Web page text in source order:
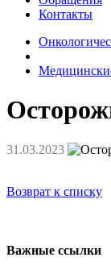
Контакты
31.03.2023
Возврат к списку
Важные ссылки